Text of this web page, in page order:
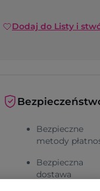
Dodaj do Listy i
Bezpieczne
metody
Bezpieczna
dostawa